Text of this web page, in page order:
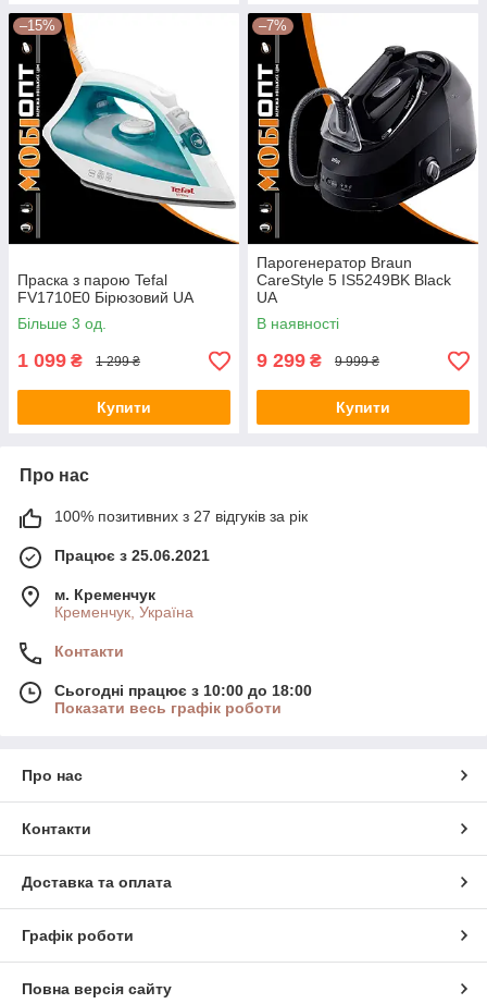
–15%
Праска з парою Tefal
FV1710E0 Бірюзовий UA
Більше 3 од.
1 099 ₴ 1 299 ₴
Купити
–7%
Парогенератор Braun
CareStyle 5 IS5249BK Black
UA
В наявності
9 299 ₴ 9 999 ₴
Купити
Про нас
100% позитивних з 27 відгуків за рік
Працює з 25.06.2021
м. Кременчук
Кременчук, Україна
Контакти
Сьогодні працює з 10:00 до 18:00
Показати весь графік роботи
Про нас
Контакти
Доставка та оплата
Графік роботи
Повна версія сайту